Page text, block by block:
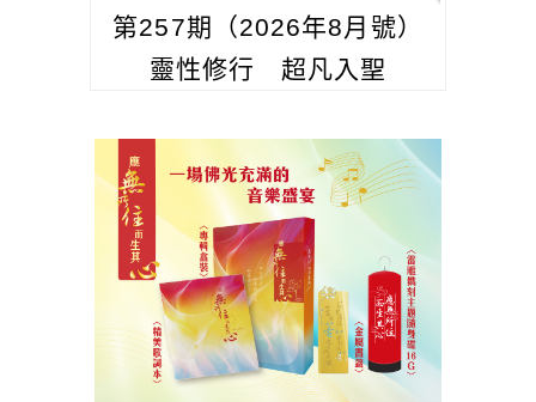
第257期（2026年8月號）
靈性修行 超凡入聖